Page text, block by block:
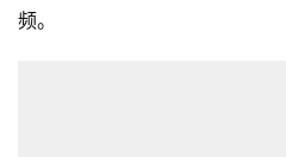
全
频。